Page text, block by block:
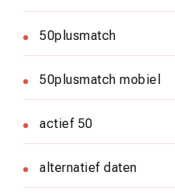
50plusmatch
50plusmatch mobiel
actief 50
alternatief daten